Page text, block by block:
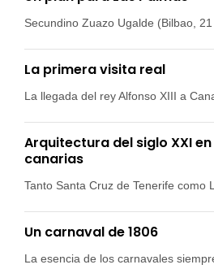
Secundino Zuazo Ugalde (Bilbao, 21
La primera visita real
La llegada del rey Alfonso XIII a
Arquitectura del siglo XXI
canarias
Tanto Santa Cruz de Tenerife como
Un carnaval de 1806
La esencia de los carnavales